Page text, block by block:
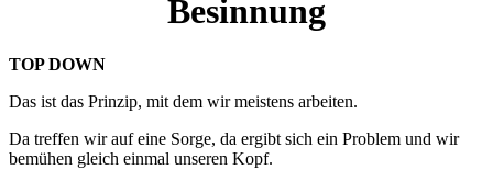
Besinnung
TOP DOWN
Das ist das Prinzip, mit dem wir meistens arbeiten.
Da treffen wir auf eine Sorge, da ergibt sich ein Problem und wir
bemühen gleich einmal unseren Kopf.